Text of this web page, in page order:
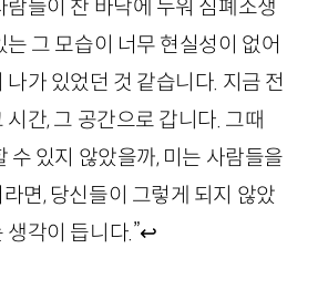
람들이 찬 바닥에 누워 심폐소생
는 그 모습이 너무 현실성이 없어
나가 있었던 것 같습니다. 지금 전
시간, 그 공간으로 갑니다. 그때
수 있지 않았을까, 미는 사람들을
면, 당신들이 그렇게 되지 않았
생각이 듭니다.”↩